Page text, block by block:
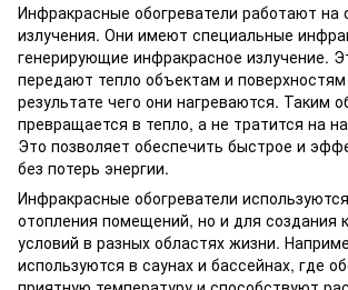
Инфракрасные обогреватели работают на
излучения. Они имеют специальные
генерирующие инфракрасное излучение.
передают тепло объектам и
результате чего они нагреваются. Таким
превращается в тепло, а не тратится на
Это позволяет обеспечить быстрое и
без потерь энергии.
Инфракрасные обогреватели
отопления помещений, но и для создания
условий в разных областях жизни.
используются в саунах и бассейнах, где